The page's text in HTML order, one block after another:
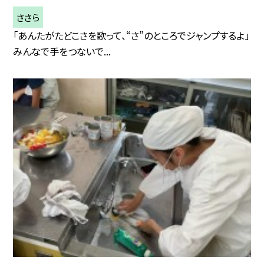
ささら
「あんたがたどこさを歌って、“さ”のところでジャンプするよ」
みんなで手をつないで...